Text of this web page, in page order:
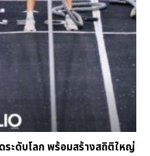
ระดับโลก พร้อมสร้างสถิติใหญ่